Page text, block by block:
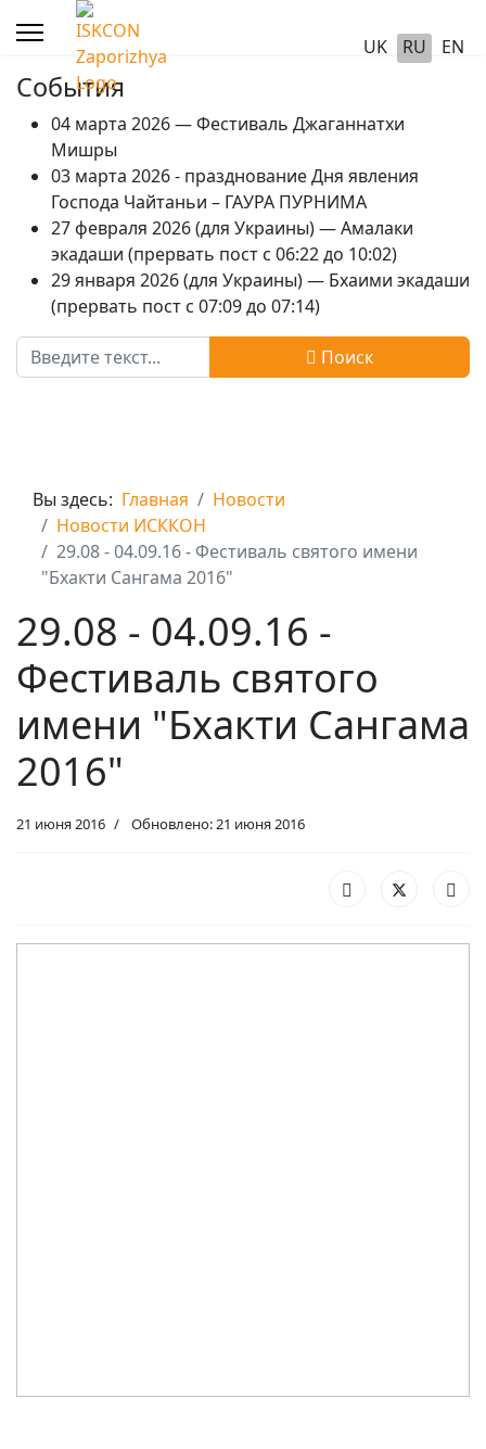
UK RU EN
События
04 марта 2026 — Фестиваль Джаганнатхи
Мишры
03 марта 2026 - празднование Дня явления
Господа Чайтаньи – ГАУРА ПУРНИМА
27 февраля 2026 (для Украины) — Амалаки
экадаши (прервать пост с 06:22 до 10:02)
29 января 2026 (для Украины) — Бхаими экадаши
(прервать пост с 07:09 до 07:14)
Поиск
Поиск
Вы здесь: Главная
Новости
Новости ИСККОН
29.08 - 04.09.16 - Фестиваль святого имени
"Бхакти Сангама 2016"
29.08 - 04.09.16 -
Фестиваль святого
имени "Бхакти Сангама
2016"
21 июня 2016 Обновлено: 21 июня 2016